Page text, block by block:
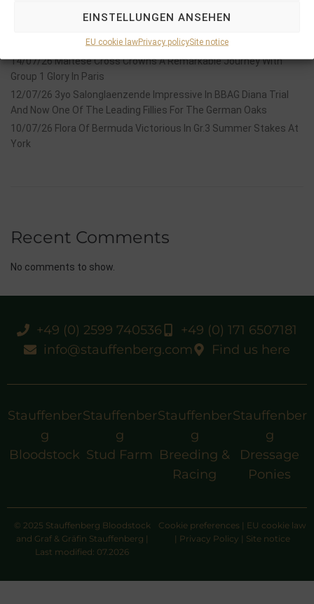
EINSTELLUNGEN ANSEHEN
EU cookie lawPrivacy policySite notice
Stauffenberg Bloodstock and it’s team
14/07/26 Maltese Cross Crowns A Remarkable Journey With
Group 1 Glory In Paris
12/07/26 3yo Salonglaenzende Impressive In BBAG Diana Trial
And Now One Of The Leading Fillies For The German Oaks
10/07/26 Flora Of Bermuda Victorious In Gr.3 Summer Stakes At
York
Recent Comments
No comments to show.
+49 (0) 2599 740536
+49 (0) 171 6507181
info@stauffenberg.com
Find us here
Stauffenber
g
Bloodstock
Stauffenber
g
Stud Farm
Stauffenber
g
Breeding &
Racing
Stauffenber
g
Dressage
Ponies
© 2025 Stauffenberg Bloodstock
and Graf & Gräfin Stauffenberg |
Last modified: 07.2026
Cookie preferences | EU cookie law
| Privacy Policy | Site notice